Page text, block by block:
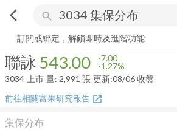
arrow_back_ios search
聯詠 543.00 -1.27%
訂閱或綁定，解鎖即時及進階功能
聯詠 543.00 -7.00
-1.27%
3034 上市 量: 2,991 張 更新:08/06 收盤
前往相關富果研究報告 open_in_new
集保分布